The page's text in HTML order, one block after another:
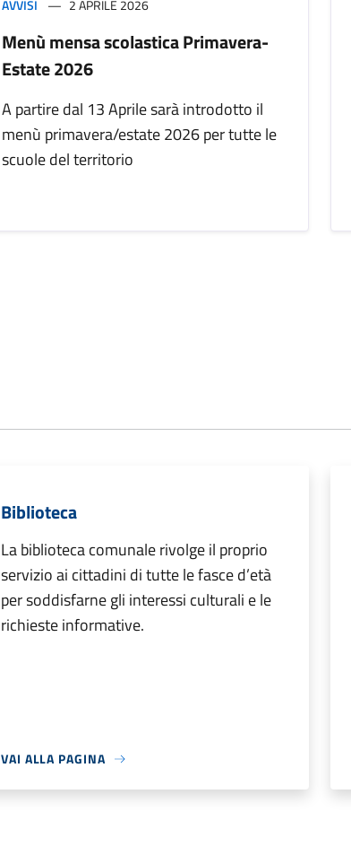
AVVISI 2 APRILE 2026
Menù mensa scolastica Primavera-
Estate 2026
A partire dal 13 Aprile sarà introdotto il
menù primavera/estate 2026 per tutte le
scuole del territorio
Biblioteca
La biblioteca comunale rivolge il proprio
servizio ai cittadini di tutte le fasce d’età
per soddisfarne gli interessi culturali e le
richieste informative.
VAI ALLA PAGINA